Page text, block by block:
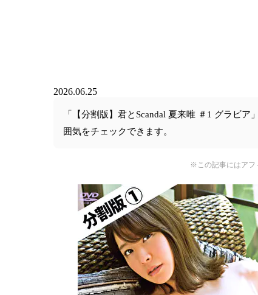
2026.06.25
「【分割版】君とScandal 夏来唯 ＃1 グラビア
囲気をチェックできます。
※この記事にはアフ